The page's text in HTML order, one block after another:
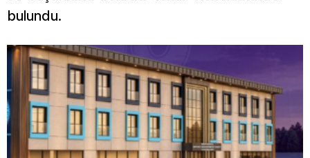
bulundu.